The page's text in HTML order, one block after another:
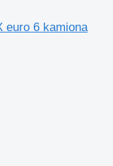
euro 6 kamiona